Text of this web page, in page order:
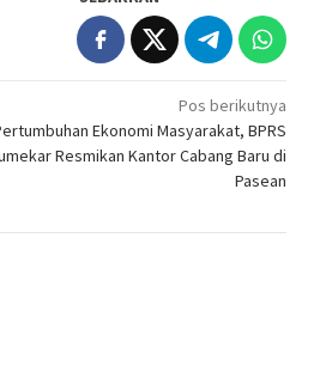
Pos berikutnya
Ekonomi Masyarakat, BPRS
Resmikan Kantor Cabang Baru di
Pasean